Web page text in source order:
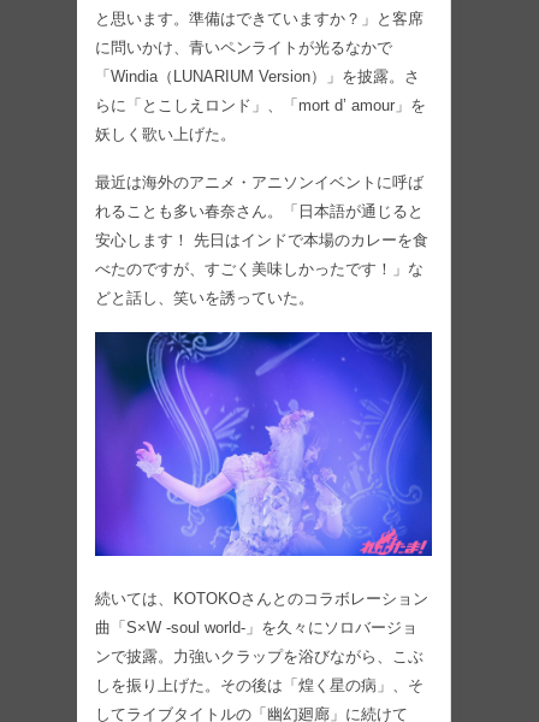
と思います。準備はできていますか？」と客席
に問いかけ、青いペンライトが光るなかで
「Windia（LUNARIUM Version）」を披露。さ
らに「とこしえロンド」、「mort d’ amour」を
妖しく歌い上げた。
最近は海外のアニメ・アニソンイベントに呼ば
れることも多い春奈さん。「日本語が通じると
安心します！ 先日はインドで本場のカレーを食
べたのですが、すごく美味しかったです！」な
どと話し、笑いを誘っていた。
続いては、KOTOKOさんとのコラボレーション
曲「S×W -soul world-」を久々にソロバージョ
ンで披露。力強いクラップを浴びながら、こぶ
しを振り上げた。その後は「煌く星の病」、そ
してライブタイトルの「幽幻廻廊」に続けて